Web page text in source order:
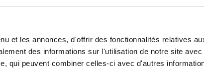
et les annonces, d'offrir des fonctionnalités relatives
des informations sur l'utilisation de notre site avec
qui peuvent combiner celles-ci avec d'autres